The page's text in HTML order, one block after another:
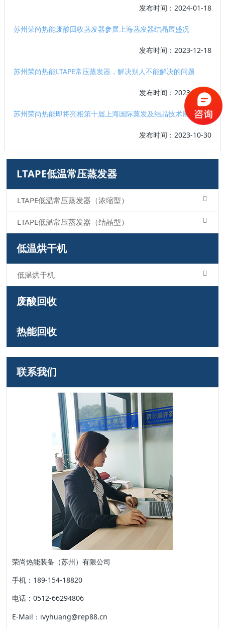
发布时间：2024-01-18
苏州荣尚热能废酸回收蒸发器参展上海蒸发器结晶展盛况
发布时间：2023-12-18
苏州荣尚热能LTAPE常压蒸发器，解决别人不能解决的问题
发布时间：2023-12-07
苏州荣尚热能即将亮相第十届上海国际蒸发及结晶技术展览会
发布时间：2023-10-30
LTAPE低温常压蒸发器
LTAPE低温常压蒸发器（浓缩型）
LTAPE低温常压蒸发器（结晶型）
低温烘干机
低温烘干机
废酸回收
热能回收
联系我们
荣尚热能装备（苏州）有限公司
手机：189-154-18820
电话：0512-66294806
E-Mail：ivyhuang@rep88.cn